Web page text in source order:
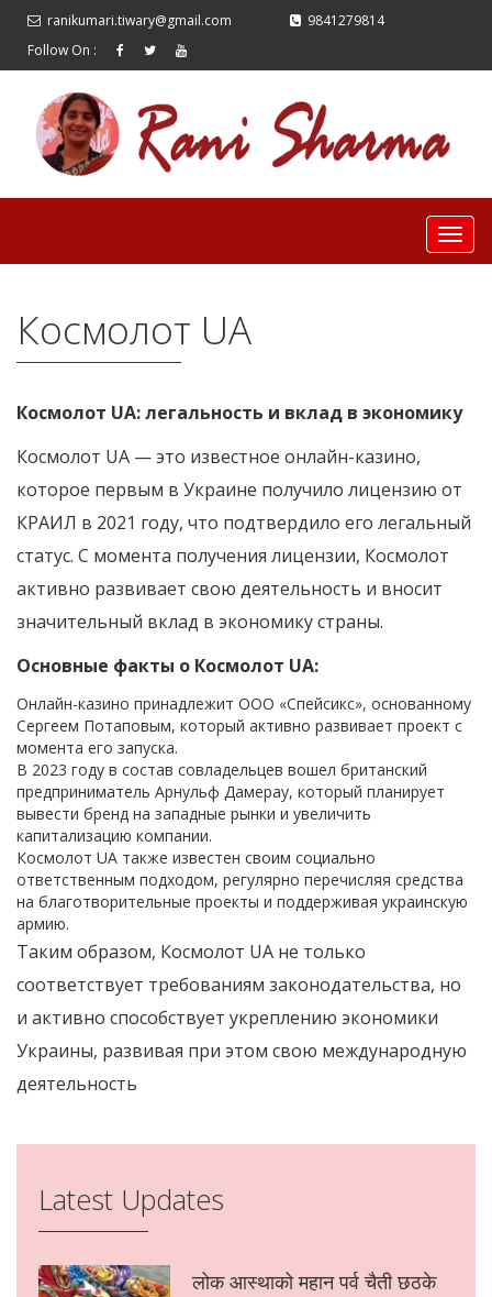
ranikumari.tiwary@gmail.com
9841279814
Follow On :
Космолот UA
Космолот UA: легальность и вклад в экономику
Космолот UA — это известное онлайн-казино,
которое первым в Украине получило лицензию от
КРАИЛ в 2021 году, что подтвердило его легальный
статус. С момента получения лицензии, Космолот
активно развивает свою деятельность и вносит
значительный вклад в экономику страны.
Основные факты о Космолот UA:
Онлайн-казино принадлежит ООО «Спейсикс», основанному
Сергеем Потаповым, который активно развивает проект с
момента его запуска.
В 2023 году в состав совладельцев вошел британский
предприниматель Арнульф Дамерау, который планирует
вывести бренд на западные рынки и увеличить
капитализацию компании.
Космолот UA также известен своим социально
ответственным подходом, регулярно перечисляя средства
на благотворительные проекты и поддерживая украинскую
армию.
Таким образом, Космолот UA не только
соответствует требованиям законодательства, но
и активно способствует укреплению экономики
Украины, развивая при этом свою международную
деятельность
Latest Updates
लोक आस्थाको महान पर्व चैती छठके